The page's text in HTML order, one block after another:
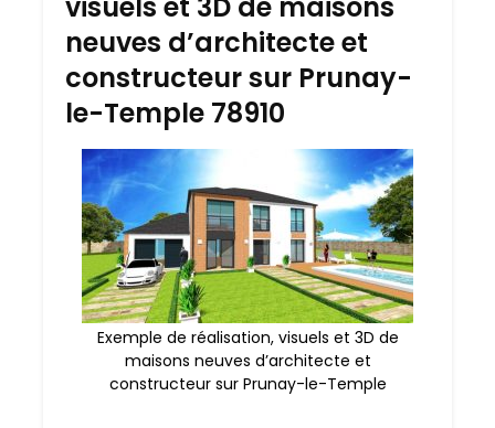
neuves d’architecte et
constructeur sur Prunay-
le-Temple 78910
Exemple de réalisation, visuels et 3D de
maisons neuves d’architecte et
constructeur sur Prunay-le-Temple